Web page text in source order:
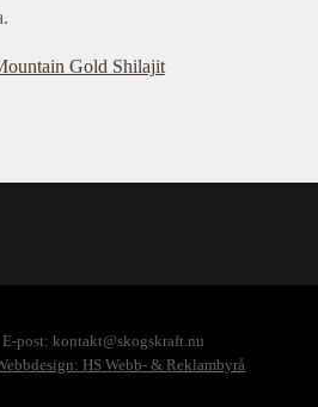
post: kontakt@skogskraft.nu
HS Webb- & Reklambyrå